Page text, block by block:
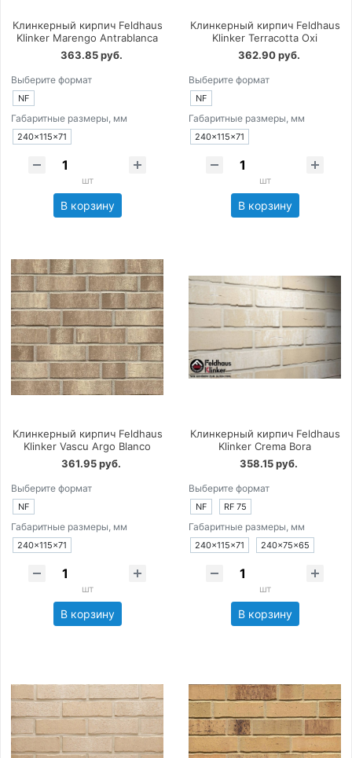
Клинкерный кирпич Feldhaus
Klinker Marengo Antrablanca
363.85 руб.
Выберите формат
NF
Габаритные размеры, мм
240×115×71
шт
В корзину
Клинкерный кирпич Feldhaus
Klinker Terracotta Oxi
362.90 руб.
Выберите формат
NF
Габаритные размеры, мм
240×115×71
шт
В корзину
Клинкерный кирпич Feldhaus
Klinker Vascu Argo Blanco
361.95 руб.
Выберите формат
NF
Габаритные размеры, мм
240×115×71
шт
В корзину
Клинкерный кирпич Feldhaus
Klinker Crema Bora
358.15 руб.
Выберите формат
NF RF 75
Габаритные размеры, мм
240×115×71 240×75×65
шт
В корзину